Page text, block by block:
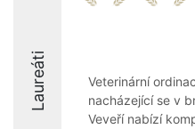
Laureáti
Veterinární
nacházející se v
Veveří nabízí